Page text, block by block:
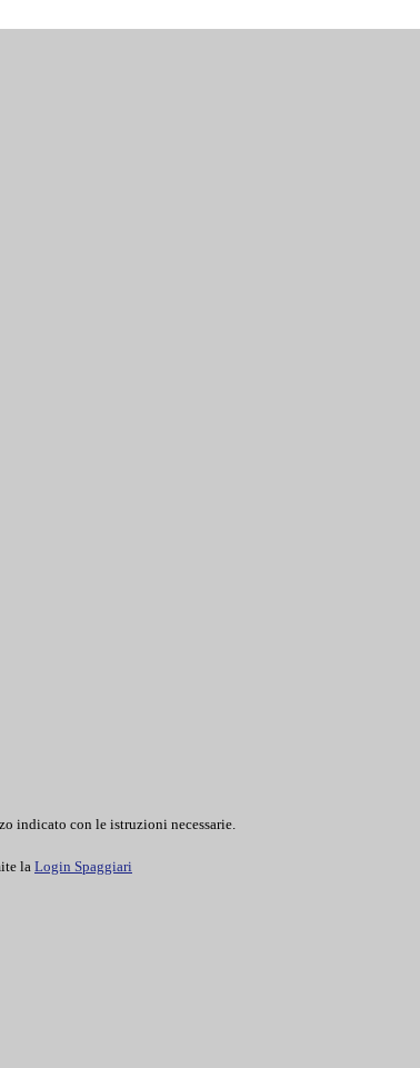
indicato con le istruzioni necessarie.
la Login Spaggiari